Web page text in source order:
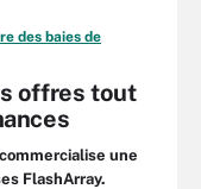
des baies de
offres tout
une
FlashArray.